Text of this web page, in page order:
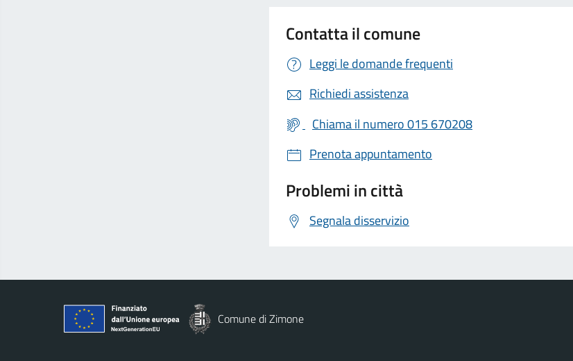
Contatta il comune
Leggi le domande frequenti
Richiedi assistenza
Chiama il numero 015 670208
Prenota appuntamento
Problemi in città
Segnala disservizio
Comune di Zimone